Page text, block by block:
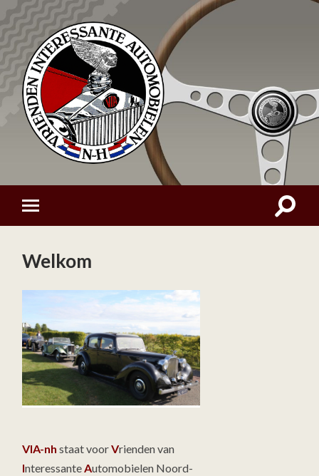
Welkom
VIA-nh staat voorVrienden van
InteressanteAutomobielen Noord-